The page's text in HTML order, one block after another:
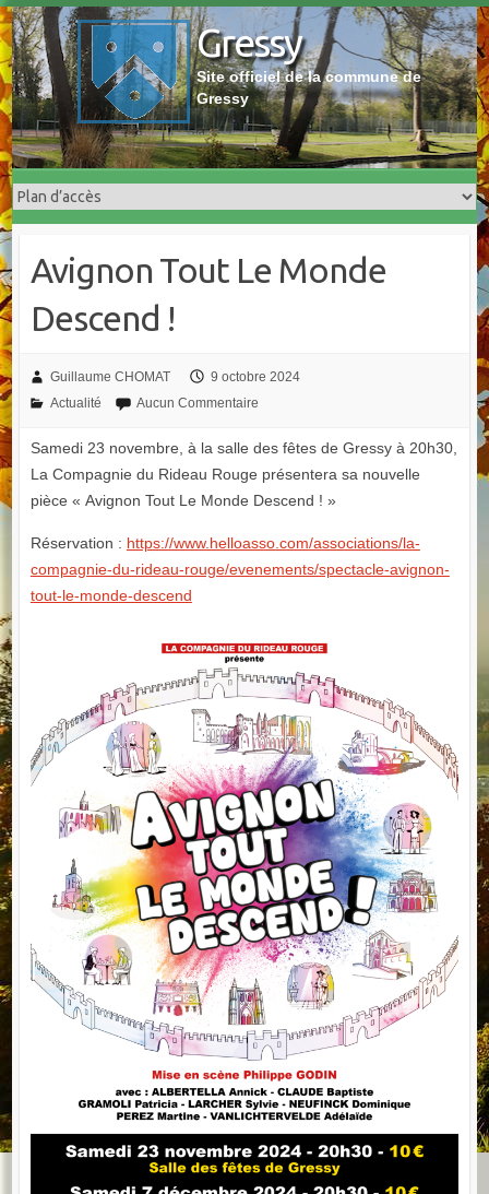
Skip
to
content
Gressy
Site officiel de la commune de
Gressy
Avignon Tout Le Monde
Descend !
Guillaume CHOMAT
9 octobre 2024
Actualité
Aucun Commentaire
Samedi 23 novembre, à la salle des fêtes de Gressy à 20h30,
La Compagnie du Rideau Rouge présentera sa nouvelle
pièce « Avignon Tout Le Monde Descend ! »
Réservation : https://www.helloasso.com/associations/la-
compagnie-du-rideau-rouge/evenements/spectacle-avignon-
tout-le-monde-descend